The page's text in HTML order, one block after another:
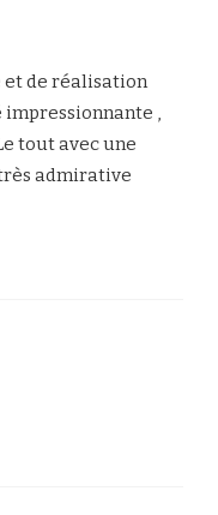
et de réalisation
,
tout avec une
admirative